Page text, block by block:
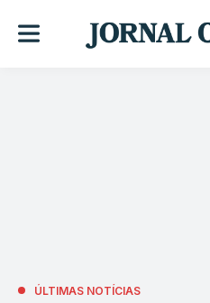
ÚLTIMAS NOTÍCIAS